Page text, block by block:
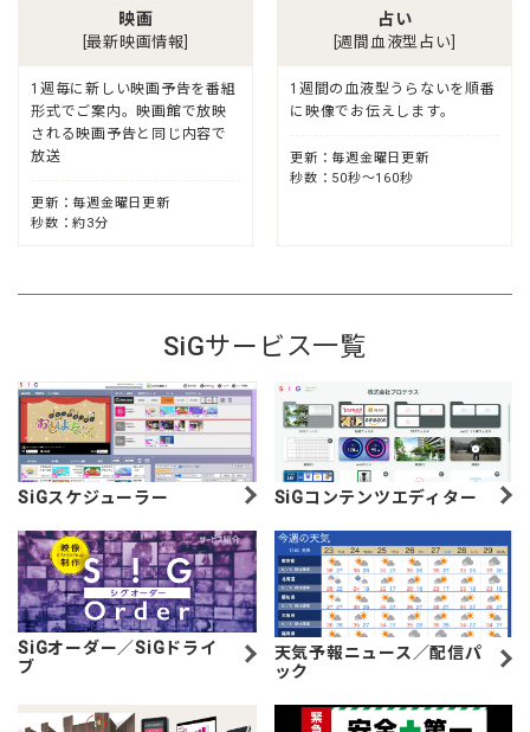
映画
[最新映画情報]
1週毎に新しい映画予告を番組
形式でご案内。映画館で放映
される映画予告と同じ内容で
放送
更新：毎週金曜日更新
秒数：約3分
占い
[週間血液型占い]
1週間の血液型うらないを順番
に映像でお伝えします。
更新：毎週金曜日更新
秒数：50秒〜160秒
SiGサービス一覧
SiGスケジューラー SiGコンテンツエディター
SiGオーダー／SiGドライ
ブ
天気予報ニュース／配信パ
ック